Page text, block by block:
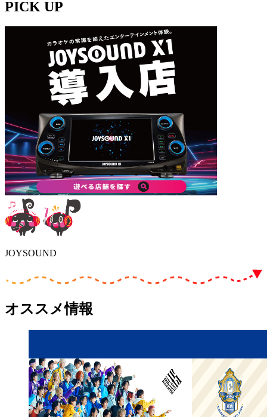
PICK UP
JOYSOUND
オススメ情報